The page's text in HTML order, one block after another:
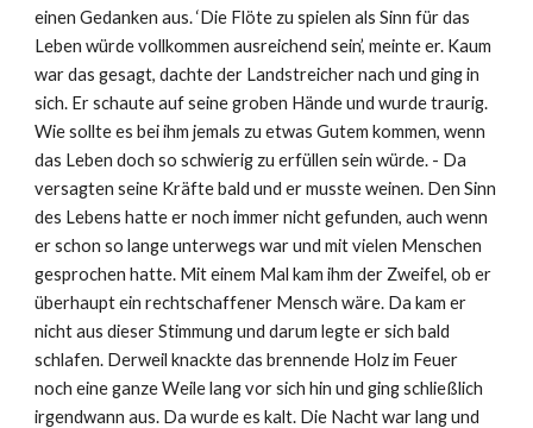
einen Gedanken aus. ‘Die Flöte zu spielen als Sinn für das
Leben würde vollkommen ausreichend sein’, meinte er. Kaum
war das gesagt, dachte der Landstreicher nach und ging in
sich. Er schaute auf seine groben Hände und wurde traurig.
Wie sollte es bei ihm jemals zu etwas Gutem kommen, wenn
das Leben doch so schwierig zu erfüllen sein würde. - Da
versagten seine Kräfte bald und er musste weinen. Den Sinn
des Lebens hatte er noch immer nicht gefunden, auch wenn
er schon so lange unterwegs war und mit vielen Menschen
gesprochen hatte. Mit einem Mal kam ihm der Zweifel, ob er
überhaupt ein rechtschaffener Mensch wäre. Da kam er
nicht aus dieser Stimmung und darum legte er sich bald
schlafen. Derweil knackte das brennende Holz im Feuer
noch eine ganze Weile lang vor sich hin und ging schließlich
irgendwann aus. Da wurde es kalt. Die Nacht war lang und